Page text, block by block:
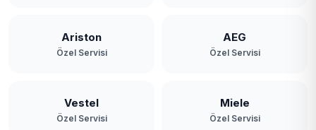
Ariston
Özel Servisi
AEG
Özel Servisi
Vestel
Özel Servisi
Miele
Özel Servisi